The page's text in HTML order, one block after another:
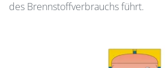
des Brennstoffverbrauchs führt.